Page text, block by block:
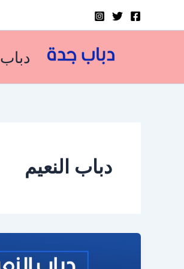
دباب
دباب النعيم